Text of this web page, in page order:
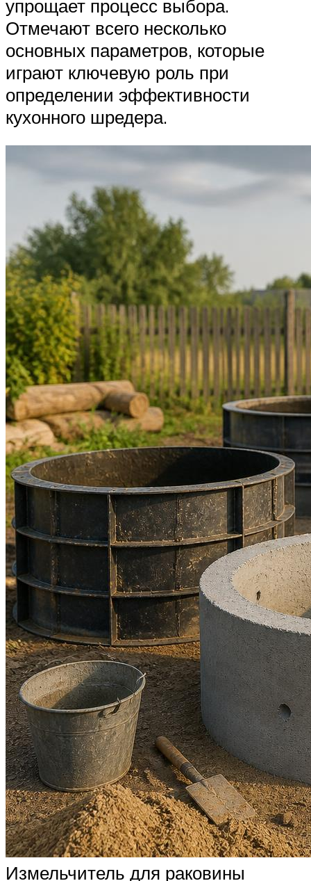
упрощает процесс выбора.
Отмечают всего несколько
основных параметров, которые
играют ключевую роль при
определении эффективности
кухонного шредера.
Измельчитель для раковины